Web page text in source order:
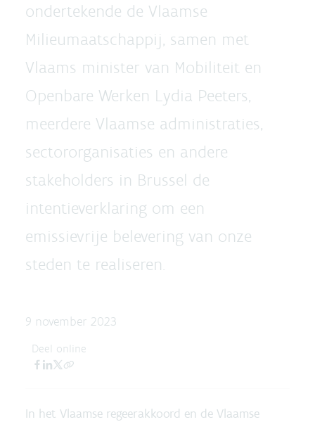
ondertekende de Vlaamse
Milieumaatschappij, samen met
Vlaams minister van Mobiliteit en
Openbare Werken Lydia Peeters,
meerdere Vlaamse administraties,
sectororganisaties en andere
stakeholders in Brussel de
intentieverklaring om een
emissievrije belevering van onze
steden te realiseren.
9 november 2023
Deel online
In het Vlaamse regeerakkoord en de Vlaamse